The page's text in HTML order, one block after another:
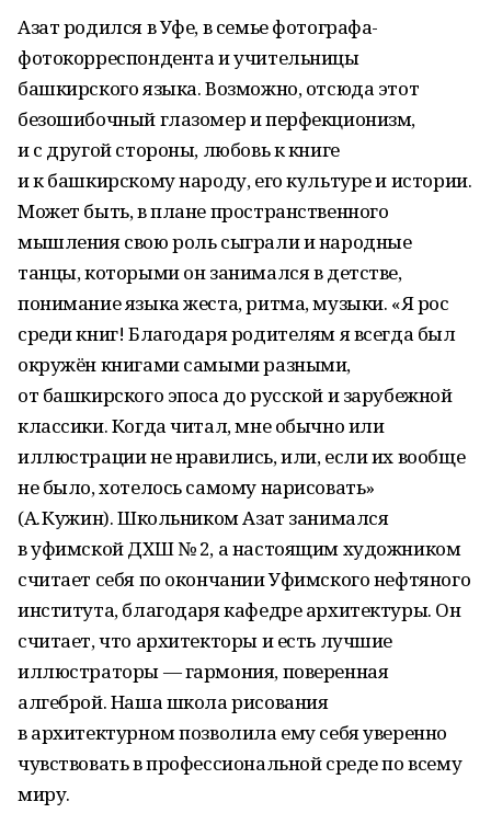
Азат родился в Уфе, в семье фотографа-
фотокорреспондента и учительницы
башкирского языка. Возможно, отсюда этот
безошибочный глазомер и перфекционизм,
и с другой стороны, любовь к книге
и к башкирскому народу, его культуре и истории.
Может быть, в плане пространственного
мышления свою роль сыграли и народные
танцы, которыми он занимался в детстве,
понимание языка жеста, ритма, музыки. «Я рос
среди книг! Благодаря родителям я всегда был
окружён книгами самыми разными,
от башкирского эпоса до русской и зарубежной
классики. Когда читал, мне обычно или
иллюстрации не нравились, или, если их вообще
не было, хотелось самому нарисовать»
(А. Кужин). Школьником Азат занимался
в уфимской ДХШ № 2, а настоящим художником
считает себя по окончании Уфимского нефтяного
института, благодаря кафедре архитектуры. Он
считает, что архитекторы и есть лучшие
иллюстраторы — гармония, поверенная
алгеброй. Наша школа рисования
в архитектурном позволила ему себя уверенно
чувствовать в профессиональной среде по всему
миру.